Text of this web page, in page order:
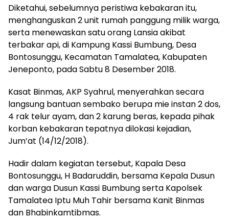
Diketahui, sebelumnya peristiwa kebakaran itu,
menghanguskan 2 unit rumah panggung milik warga,
serta menewaskan satu orang Lansia akibat
terbakar api, di Kampung Kassi Bumbung, Desa
Bontosunggu, Kecamatan Tamalatea, Kabupaten
Jeneponto, pada Sabtu 8 Desember 2018.
Kasat Binmas, AKP Syahrul, menyerahkan secara
langsung bantuan sembako berupa mie instan 2 dos,
4 rak telur ayam, dan 2 karung beras, kepada pihak
korban kebakaran tepatnya dilokasi kejadian,
Jum’at (14/12/2018).
Hadir dalam kegiatan tersebut, Kapala Desa
Bontosunggu, H Badaruddin, bersama Kepala Dusun
dan warga Dusun Kassi Bumbung serta Kapolsek
Tamalatea Iptu Muh Tahir bersama Kanit Binmas
dan Bhabinkamtibmas.